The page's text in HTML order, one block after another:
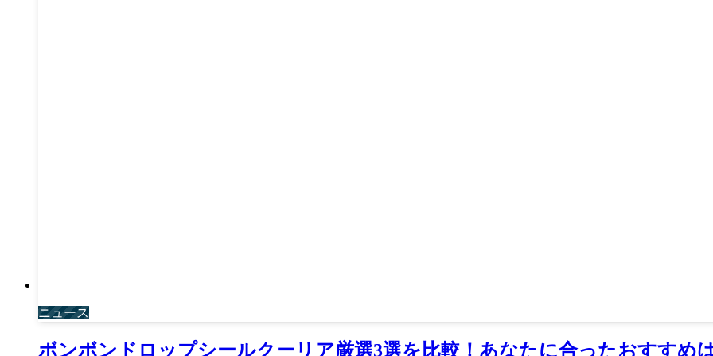
ニュース
ボンボンドロップシールクーリア厳選3選を比較！あなたに合ったおすすめ